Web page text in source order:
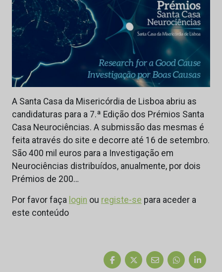
A Santa Casa da Misericórdia de Lisboa abriu as
candidaturas para a 7.ª Edição dos Prémios Santa
Casa Neurociências. A submissão das mesmas é
feita através do site e decorre até 16 de setembro.
São 400 mil euros para a Investigação em
Neurociências distribuídos, anualmente, por dois
Prémios de 200…
Por favor faça login ou registe-se para aceder a
este conteúdo